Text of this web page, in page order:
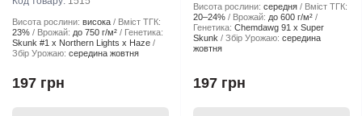
Висота рослини: висока
Вміст ТГК:
23%
Врожай: до 750 г/м²
Генетика:
Skunk #1 x Northern Lights x Haze
Збір Урожаю: середина жовтня
197 грн
Висота рослини: середня
Вміст ТГК:
20–24%
Врожай: до 600 г/м²
Генетика: Chemdawg 91 x Super
Skunk
Збір Урожаю: середина
жовтня
197 грн